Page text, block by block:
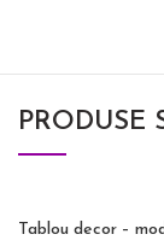
PRODUSE
Tablou decor –